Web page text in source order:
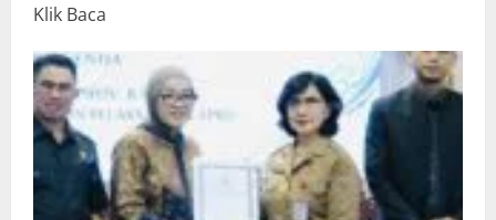
Klik Baca
about
Rapur
Penyampaian
Pendapat
Akhir
Gubernur